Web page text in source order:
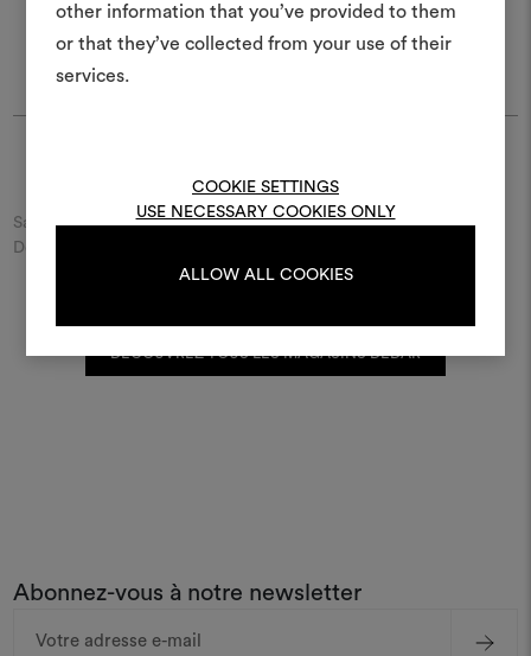
other information that you’ve provided to them
or that they’ve collected from your use of their
services.
COOKIE SETTINGS
USE NECESSARY COOKIES ONLY
ALLOW ALL COOKIES
Trouver Dedar
Saisir le nom de la ville ou de la rue et découvrez le détaillant
Dedar le plus proche de chez vous.
DÉCOUVREZ TOUS LES MAGASINS DEDAR
Abonnez-vous à notre newsletter
à vos idées et les partager,
des matériaux et des
REGISTER